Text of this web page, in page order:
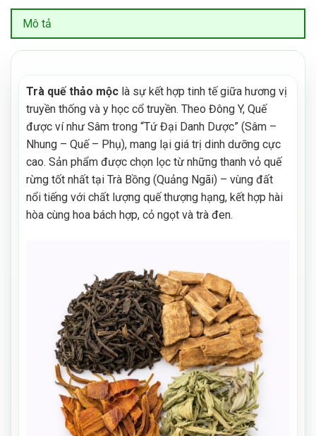
Mô tả
Trà quế thảo mộc là sự kết hợp tinh tế giữa hương vị
truyền thống và y học cổ truyền. Theo Đông Y, Quế
được ví như Sâm trong “Tứ Đại Danh Dược” (Sâm –
Nhung – Quế – Phụ), mang lại giá trị dinh dưỡng cực
cao. Sản phẩm được chọn lọc từ những thanh vỏ quế
rừng tốt nhất tại Trà Bồng (Quảng Ngãi) – vùng đất
nổi tiếng với chất lượng quế thượng hạng, kết hợp hài
hòa cùng hoa bách hợp, cỏ ngọt và trà đen.